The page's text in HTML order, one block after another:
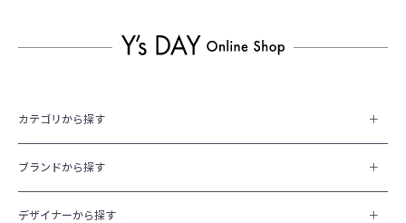
カテゴリから探す
ブランドから探す
デザイナーから探す